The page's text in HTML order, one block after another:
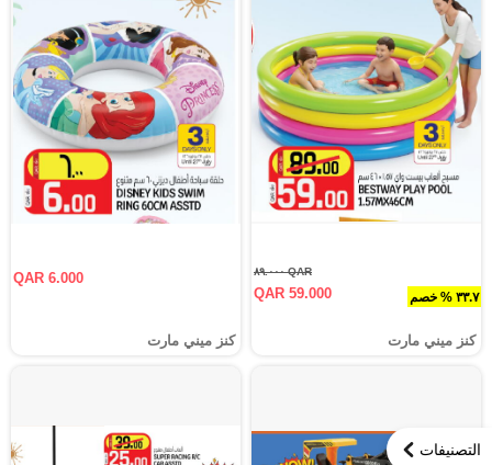
التصنيفات
٣٣.٧ % خصم
QAR ٨٩.٠٠٠
QAR 59.000
كنز ميني مارت
QAR 6.000
كنز ميني مارت